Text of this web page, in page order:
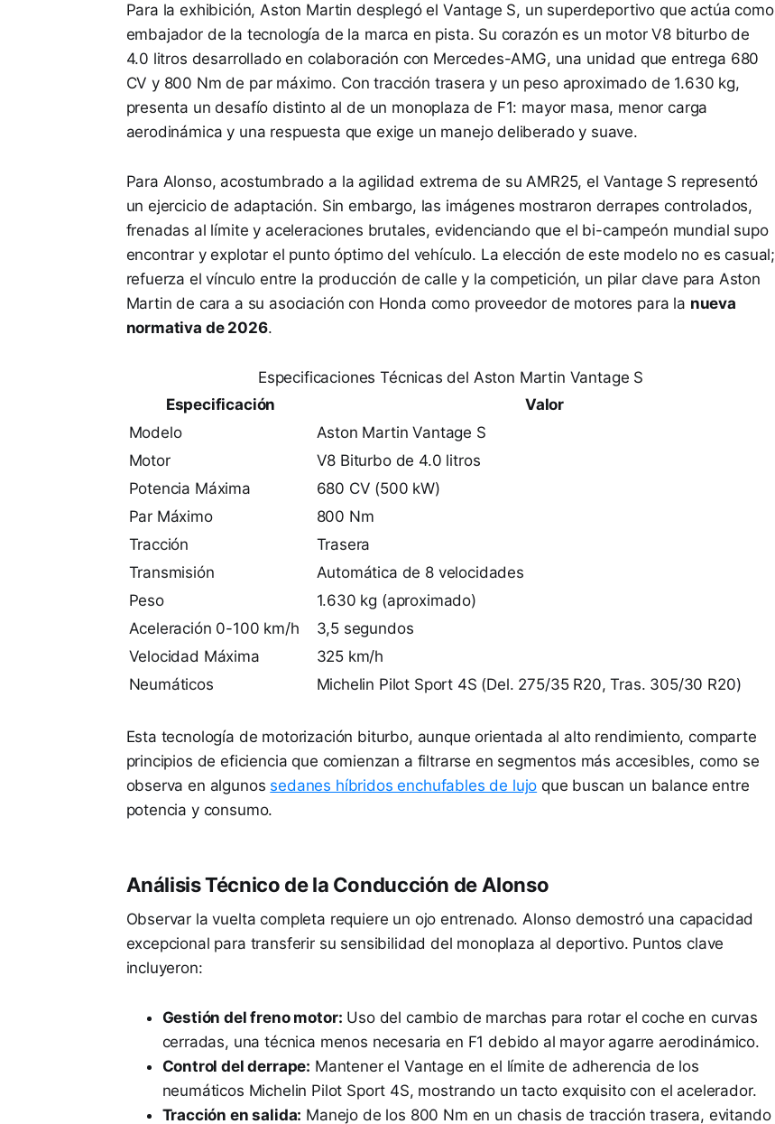
Para la exhibición, Aston Martin desplegó el Vantage S, un superdeportivo que actúa como
embajador de la tecnología de la marca en pista. Su corazón es un motor V8 biturbo de
4.0 litros desarrollado en colaboración con Mercedes-AMG, una unidad que entrega 680
CV y 800 Nm de par máximo. Con tracción trasera y un peso aproximado de 1.630 kg,
presenta un desafío distinto al de un monoplaza de F1: mayor masa, menor carga
aerodinámica y una respuesta que exige un manejo deliberado y suave.
Para Alonso, acostumbrado a la agilidad extrema de su AMR25, el Vantage S representó
un ejercicio de adaptación. Sin embargo, las imágenes mostraron derrapes controlados,
frenadas al límite y aceleraciones brutales, evidenciando que el bi-campeón mundial supo
encontrar y explotar el punto óptimo del vehículo. La elección de este modelo no es casual;
refuerza el vínculo entre la producción de calle y la competición, un pilar clave para Aston
Martin de cara a su asociación con Honda como proveedor de motores para la nueva
normativa de 2026.
Especificaciones Técnicas del Aston Martin Vantage S
Especificación
Valor
Modelo
Aston Martin Vantage S
Motor
V8 Biturbo de 4.0 litros
Potencia Máxima
680 CV (500 kW)
Par Máximo
800 Nm
Tracción
Trasera
Transmisión
Automática de 8 velocidades
Peso
1.630 kg (aproximado)
Aceleración 0-100 km/h
3,5 segundos
Velocidad Máxima
325 km/h
Neumáticos
Michelin Pilot Sport 4S (Del. 275/35 R20, Tras. 305/30 R20)
Esta tecnología de motorización biturbo, aunque orientada al alto rendimiento, comparte
principios de eficiencia que comienzan a filtrarse en segmentos más accesibles, como se
observa en algunos sedanes híbridos enchufables de lujo que buscan un balance entre
potencia y consumo.
Análisis Técnico de la Conducción de Alonso
Observar la vuelta completa requiere un ojo entrenado. Alonso demostró una capacidad
excepcional para transferir su sensibilidad del monoplaza al deportivo. Puntos clave
incluyeron:
Gestión del freno motor: Uso del cambio de marchas para rotar el coche en curvas
cerradas, una técnica menos necesaria en F1 debido al mayor agarre aerodinámico.
Control del derrape: Mantener el Vantage en el límite de adherencia de los
neumáticos Michelin Pilot Sport 4S, mostrando un tacto exquisito con el acelerador.
Tracción en salida: Manejo de los 800 Nm en un chasis de tracción trasera, evitando